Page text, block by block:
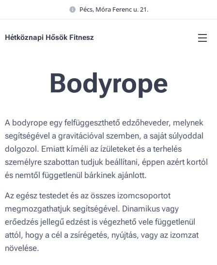
Pécs, Móra Ferenc u. 21.
Hétköznapi Hősök Fitnesz
Bodyrope
A bodyrope egy felfüggeszthető edzőheveder, melynek
segítségével a gravitációval szemben, a saját súlyoddal
dolgozol. Emiatt kíméli az ízületeket és a terhelés
személyre szabottan tudjuk beállítani, éppen azért kortól
és nemtől függetlenül bárkinek ajánlott.
Az egész testedet és az összes izomcsoportot
megmozgathatjuk segítségével. Dinamikus vagy
erőedzés jellegű edzést is végezhető vele függetlenül
attól, hogy a cél a zsírégetés, nyújtás, vagy az izomzat
növelése.